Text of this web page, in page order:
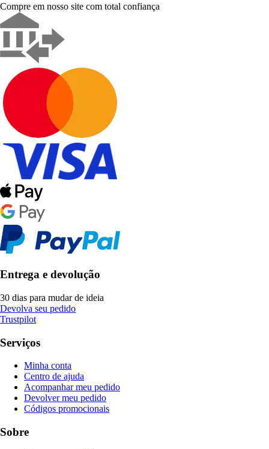
Compre em nosso site com total confiança
Entrega e devolução
30 dias para mudar de ideia
Devolva seu pedido
Trustpilot
Serviços
Minha conta
Centro de ajuda
Acompanhar meu pedido
Devolver meu pedido
Códigos promocionais
Sobre